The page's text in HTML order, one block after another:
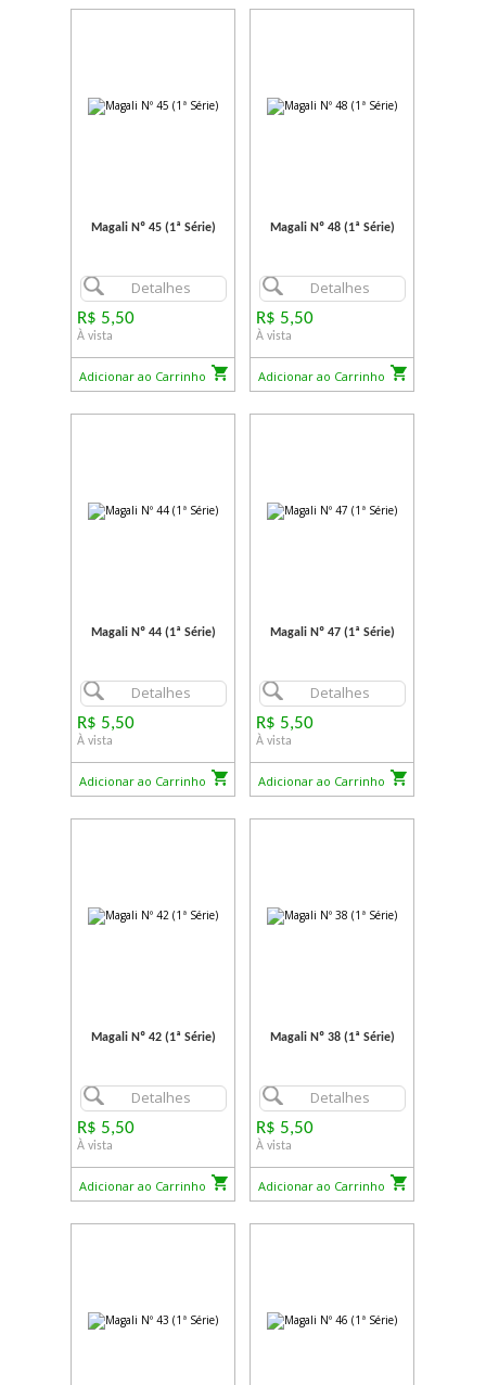
Magali Nº 45 (1ª Série)
Detalhes
R$ 5,50
À vista
Adicionar ao Carrinho
Magali Nº 48 (1ª Série)
Detalhes
R$ 5,50
À vista
Adicionar ao Carrinho
Magali Nº 44 (1ª Série)
Detalhes
R$ 5,50
À vista
Adicionar ao Carrinho
Magali Nº 47 (1ª Série)
Detalhes
R$ 5,50
À vista
Adicionar ao Carrinho
Magali Nº 42 (1ª Série)
Detalhes
R$ 5,50
À vista
Adicionar ao Carrinho
Magali Nº 38 (1ª Série)
Detalhes
R$ 5,50
À vista
Adicionar ao Carrinho